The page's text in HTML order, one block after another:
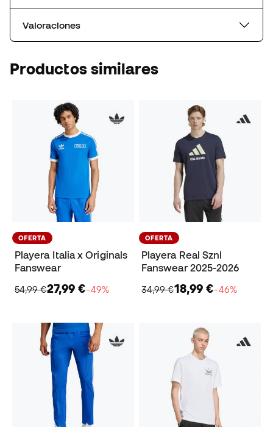
Valoraciones
Productos similares
OFERTA
Playera Italia x Originals
Fanswear
54,99 €27,99 €−49%
OFERTA
Playera Real Sznl
Fanswear 2025-2026
34,99 €18,99 €−46%